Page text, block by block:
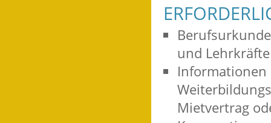
und
Informationen
Mietvertrag